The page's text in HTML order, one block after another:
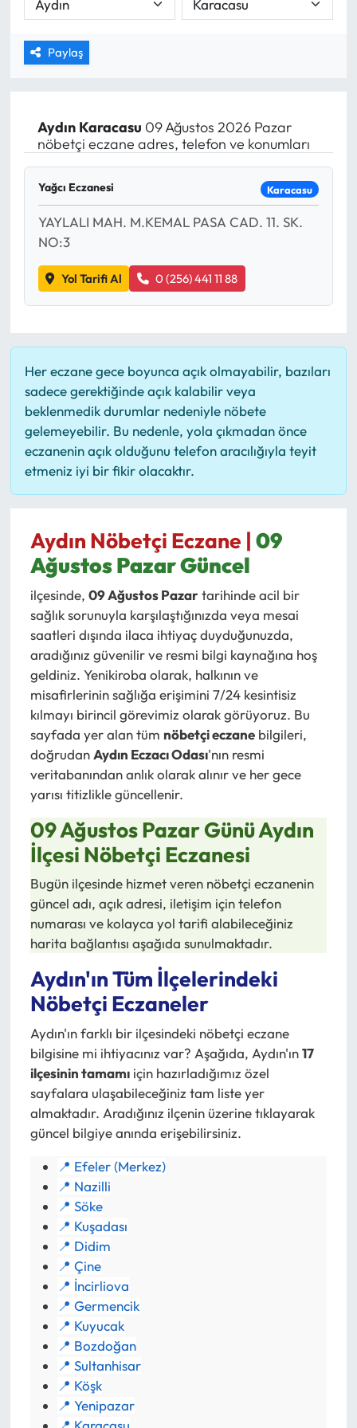
Paylaş
Aydın Karacasu 09 Ağustos 2026 Pazar
nöbetçi eczane adres, telefon ve konumları
Yağcı Eczanesi Karacasu
YAYLALI MAH. M.KEMAL PASA CAD. 11. SK.
NO:3
Yol Tarifi Al 0 (256) 441 11 88
Her eczane gece boyunca açık olmayabilir, bazıları
sadece gerektiğinde açık kalabilir veya
beklenmedik durumlar nedeniyle nöbete
gelemeyebilir. Bu nedenle, yola çıkmadan önce
eczanenin açık olduğunu telefon aracılığıyla teyit
etmeniz iyi bir fikir olacaktır.
Aydın Nöbetçi Eczane |09
Ağustos Pazar Güncel
ilçesinde,09 Ağustos Pazartarihinde acil bir
sağlık sorunuyla karşılaştığınızda veya mesai
saatleri dışında ilaca ihtiyaç duyduğunuzda,
aradığınız güvenilir ve resmi bilgi kaynağına hoş
geldiniz. Yenikiroba olarak, halkının ve
misafirlerinin sağlığa erişimini 7/24 kesintisiz
kılmayı birincil görevimiz olarak görüyoruz. Bu
sayfada yer alan tüm nöbetçi eczane bilgileri,
doğrudanAydın Eczacı Odası'nın resmi
veritabanından anlık olarak alınır ve her gece
yarısı titizlikle güncellenir.
09 Ağustos Pazar Günü Aydın
İlçesi Nöbetçi Eczanesi
Bugün ilçesinde hizmet veren nöbetçi eczanenin
güncel adı, açık adresi, iletişim için telefon
numarası ve kolayca yol tarifi alabileceğiniz
harita bağlantısı aşağıda sunulmaktadır.
Aydın'ın Tüm İlçelerindeki
Nöbetçi Eczaneler
Aydın'ın farklı bir ilçesindeki nöbetçi eczane
bilgisine mi ihtiyacınız var? Aşağıda, Aydın'ın17
ilçesinin tamamı için hazırladığımız özel
sayfalara ulaşabileceğiniz tam liste yer
almaktadır. Aradığınız ilçenin üzerine tıklayarak
güncel bilgiye anında erişebilirsiniz.
📍 Efeler (Merkez)
📍 Nazilli
📍 Söke
📍 Kuşadası
📍 Didim
📍 Çine
📍 İncirliova
📍 Germencik
📍 Kuyucak
📍 Bozdoğan
📍 Sultanhisar
📍 Köşk
📍 Yenipazar
SAĞLIK
SPOR
TARIM
TURİZM
YAŞAM